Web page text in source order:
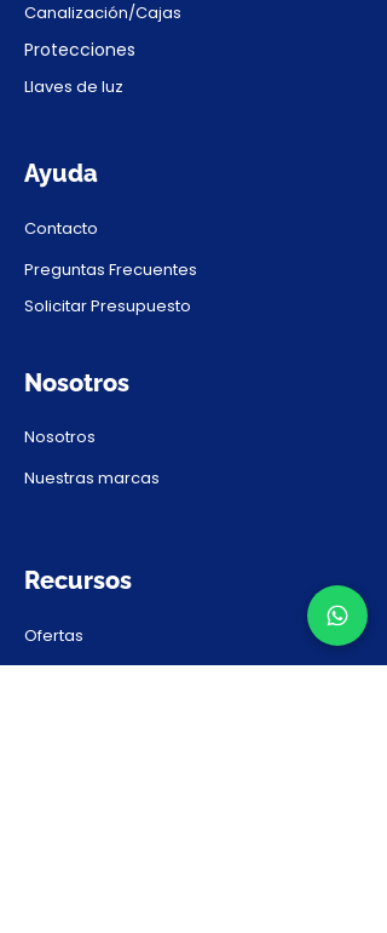
Canalización/Cajas
Protecciones
Llaves de luz
Ayuda
Contacto
Preguntas Frecuentes
Solicitar Presupuesto
Nosotros
Nosotros
Nuestras marcas
Recursos
Ofertas